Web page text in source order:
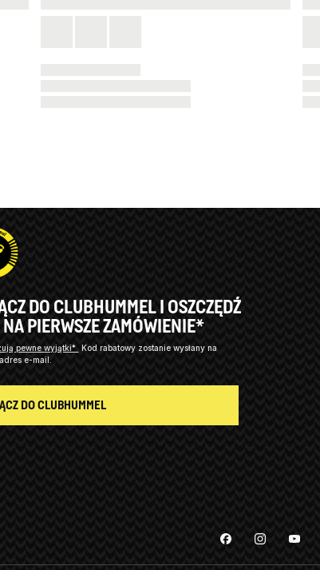
DO CLUBHUMMEL I OSZCZĘDŹ
PIERWSZE ZAMÓWIENIE*
pewne wyjątki* Kod rabatowy zostanie wysłany na
e-mail.
DO CLUBHUMMEL